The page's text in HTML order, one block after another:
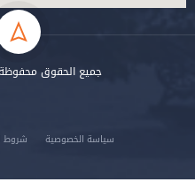
جميع الحقوق محفوظة
سياسة الخصوصية شروط